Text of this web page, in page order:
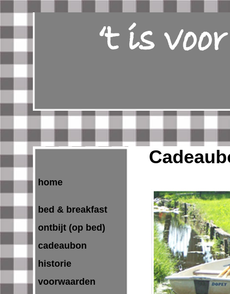
home
bed & breakfast
ontbijt (op bed)
cadeaubon
historie
voorwaarden